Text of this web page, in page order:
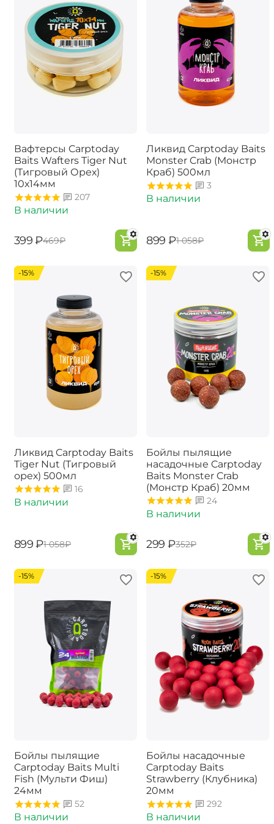
Вафтерсы Carptoday
Baits Wafters Tiger Nut
(Тигровый Орех)
10х14мм
207
В наличии
‍399‍ ₽‍469‍₽
Ликвид Carptoday Baits
Monster Crab (Монстр
Краб) 500мл
3
В наличии
‍899‍ ₽‍1 058‍₽
-15%
Ликвид Carptoday Baits
Tiger Nut (Тигровый
орех) 500мл
16
В наличии
‍899‍ ₽‍1 058‍₽
-15%
Бойлы пылящие
насадочные Carptoday
Baits Monster Crab
(Монстр Краб) 20мм
24
В наличии
‍299‍ ₽‍352‍₽
-15%
Бойлы пылящие
Carptoday Baits Multi
Fish (Мульти Фиш)
24мм
52
В наличии
-15%
Бойлы насадочные
Carptoday Baits
Strawberry (Клубника)
20мм
292
В наличии